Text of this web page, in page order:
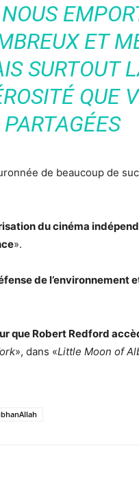
ET
SURTOUT
QUE
PARTAGÉES
de beaucoup de
du cinéma
».
de l’environnement
que Robert Redford
», dans «Little Moon of